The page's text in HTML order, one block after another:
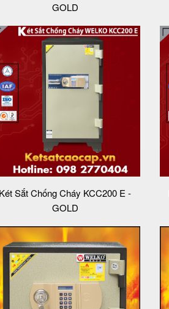
GOLD
Két Sắt Chống Cháy KCC200 E -
GOLD